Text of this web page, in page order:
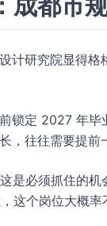
计研究院显得
锁定 2027 年
，往往需要提前
是必须抓住的
这个岗位大概